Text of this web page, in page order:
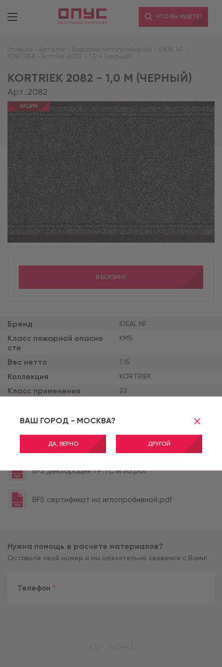
ВАШ ГОРОД - МОСКВА?
ДА, ВЕРНО ДРУГОЙ
ЧТО ВЫ ИЩЕТЕ?
Главная - Каталог - Ковролин иглопробивной - IDEAL NF -
KORTRIEK - Kortriek 2082 - 1,0 м (черный)
KORTRIEK 2082 - 1,0 М (ЧЕРНЫЙ)
Арт.:2082
АКЦИЯ
Бренд IDEAL NF
Класс пожарной опасно
сти
КМ5
Вес нетто 1.15
Коллекция KORTRIEK
Класс применения 22
Цвет
Все характеристики
BFS декларация ТР ТС игла.pdf
BFS сертификат на иглопробивной.pdf
В КОРЗИНУ
Нужна помощь в расчете материалов?
Оставьте свой номер и мы обязательно свяжемся с Вами!
Телефон *